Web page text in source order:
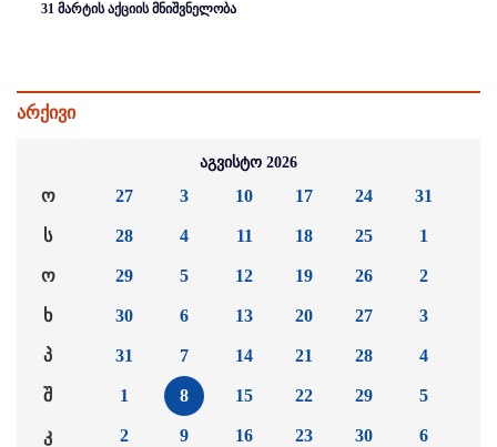
31 მარტის აქციის მნიშვნელობა
არქივი
აგვისტო 2026
ო
ს
ო
ხ
პ
შ
კ
27
28
29
30
31
1
2
3
4
5
6
7
8
9
10
11
12
13
14
15
16
17
18
19
20
21
22
23
24
25
26
27
28
29
30
31
1
2
3
4
5
6